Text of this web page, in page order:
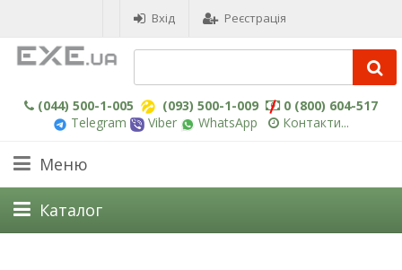
Вхід Реєстрація
(044) 500-1-005 (093) 500-1-009
0 (800) 604-517
Telegram
Viber WhatsApp Контакти...
Меню
Каталог